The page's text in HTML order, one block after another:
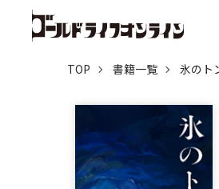
TOP 書籍一覧 氷のト